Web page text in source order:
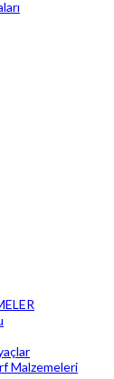
Malzemeleri